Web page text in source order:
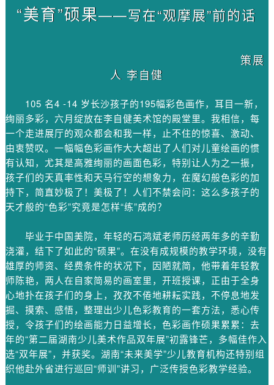
“美育”硕果——写在“观摩展”前的话
策展
人 李自健
105 名4 -14 岁长沙孩子的195幅彩色画作，耳目一新，
绚丽多彩，六月绽放在李自健美术馆的殿堂里。我相信，每
一个走进展厅的观众都会和我一样，止不住的惊喜、激动、
由衷赞叹。一幅幅色彩画作大大超出了人们对儿童绘画的惯
有认知，尤其是高雅绚丽的画面色彩，特别让人为之一振，
孩子们的天真率性和天马行空的想象力，在魔幻般色彩的加
持下，简直妙极了！美极了！人们不禁会问：这么多孩子的
天才般的“色彩”究竟是怎样“练”成的？
毕业于中国美院，年轻的石鸿斌老师历经两年多的辛勤
浇灌，结下了如此的“硕果”。在没有成规模的教学环境，没有
雄厚的师资、经费条件的状况下，因陋就简，他带着年轻教
师陈艳，两人在自家简易的画室里，开班授课，正由于全身
心地扑在孩子们的身上，孜孜不倦地耕耘实践，不停息地发
掘、摸索、感悟，整理出少儿色彩教育的一套方法，悉心传
授，令孩子们的绘画能力日益增长，色彩画作硕果累累：去
年的“第二届湖南少儿美术作品双年展”初露锋芒，多幅佳作入
选“双年展”，并获奖。湖南“未来美学”少儿教育机构还特别组
织他赴外省进行巡回“师训”讲习，广泛传授色彩教学经验。